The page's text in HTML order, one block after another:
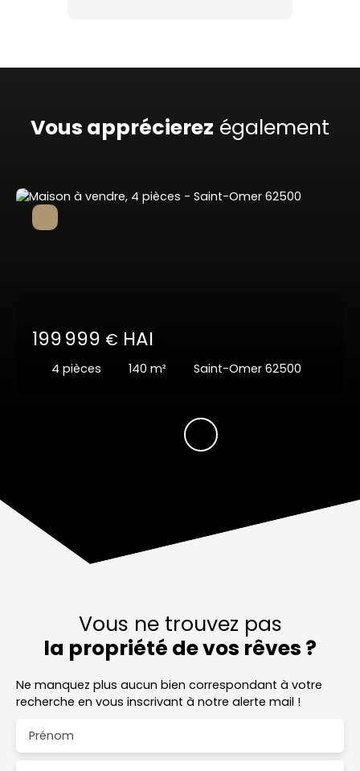
Vous apprécierez également
199 999 € HAI
4 pièces 140 m² Saint-Omer 62500
Vous ne trouvez pas
la propriété de vos rêves ?
Ne manquez plus aucun bien correspondant à votre
recherche en vous inscrivant à notre alerte mail !
Prénom